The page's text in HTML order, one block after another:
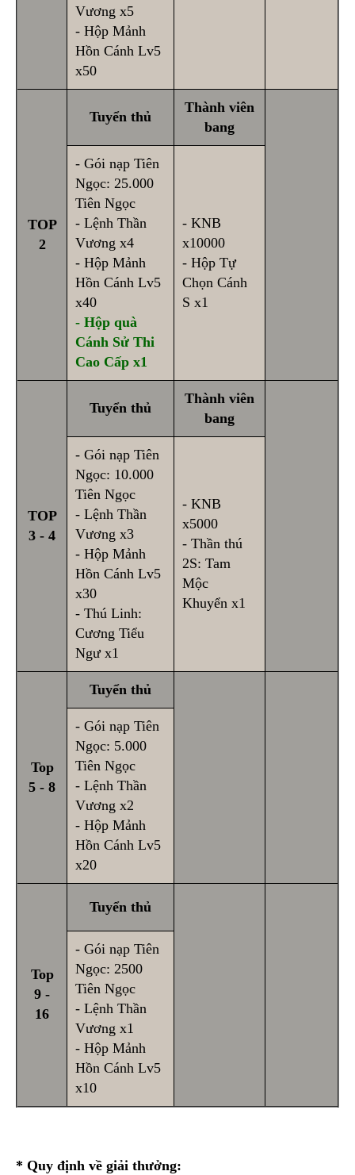
Vương x5
- Hộp Mảnh
Hồn Cánh Lv5
x50
TOP
2
Tuyển thủ
Thành viên
bang
- Gói nạp Tiên
Ngọc: 25.000
Tiên Ngọc
- Lệnh Thần
Vương x4
- Hộp Mảnh
Hồn Cánh Lv5
x40
- Hộp quà
Cánh Sử Thi
Cao Cấp x1
- KNB
x10000
- Hộp Tự
Chọn Cánh
S x1
TOP
3 - 4
Tuyển thủ
Thành viên
bang
- Gói nạp Tiên
Ngọc: 10.000
Tiên Ngọc
- Lệnh Thần
Vương x3
- Hộp Mảnh
Hồn Cánh Lv5
x30
- Thú Linh:
Cương Tiểu
Ngư x1
- KNB
x5000
- Thần thú
2S: Tam
Mộc
Khuyển x1
Top
5 - 8
Tuyển thủ
- Gói nạp Tiên
Ngọc: 5.000
Tiên Ngọc
- Lệnh Thần
Vương x2
- Hộp Mảnh
Hồn Cánh Lv5
x20
Top
9 -
16
Tuyển thủ
- Gói nạp Tiên
Ngọc: 2500
Tiên Ngọc
- Lệnh Thần
Vương x1
- Hộp Mảnh
Hồn Cánh Lv5
x10
* Quy định về giải thưởng: